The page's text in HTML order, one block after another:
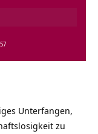
Unterfangen,
zu